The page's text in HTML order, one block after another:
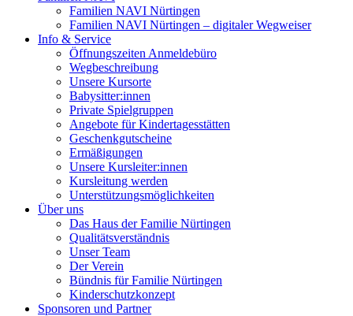
Familien NAVI Nürtingen
Familien NAVI Nürtingen – digitaler Wegweiser
Info & Service
Öffnungszeiten Anmeldebüro
Wegbeschreibung
Unsere Kursorte
Babysitter:innen
Private Spielgruppen
Angebote für Kindertagesstätten
Geschenkgutscheine
Ermäßigungen
Unsere Kursleiter:innen
Kursleitung werden
Unterstützungsmöglichkeiten
Über uns
Das Haus der Familie Nürtingen
Qualitätsverständnis
Unser Team
Der Verein
Bündnis für Familie Nürtingen
Kinderschutzkonzept
Sponsoren und Partner